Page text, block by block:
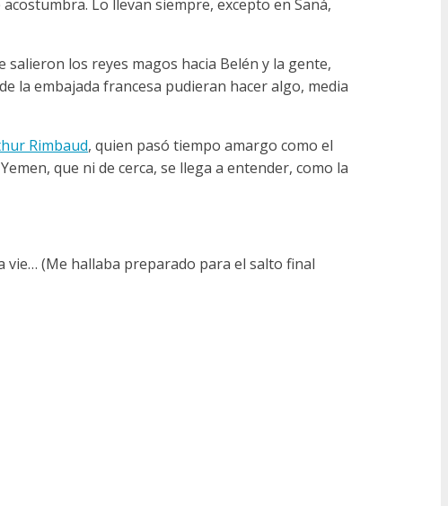
Lo llevan siempre, excepto en Saná,
los reyes magos hacia Belén y la gente,
la embajada francesa pudieran hacer algo, media
Rimbaud, quien pasó tiempo amargo como el
que ni de cerca, se llega a entender, como la
vie… (Me hallaba preparado para el salto final